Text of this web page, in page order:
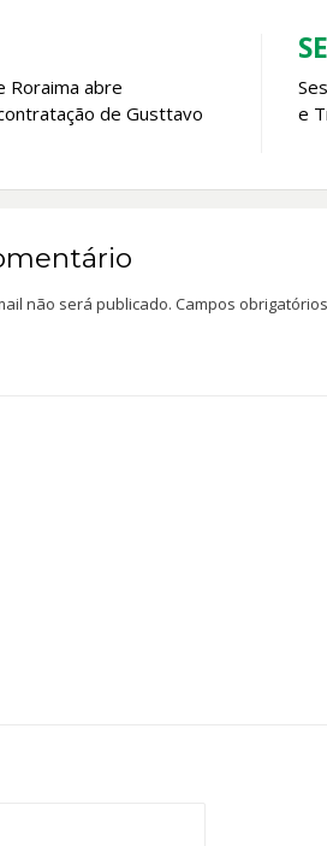
Roraima abre
de Gusttavo
e
não será publicado. Campos